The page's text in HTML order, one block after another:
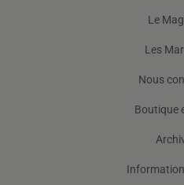
Le
Les
Nous
Boutique